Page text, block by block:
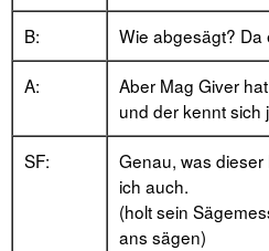
B: Wie abgesägt? Da
A:
Aber Mag Giver
und der kennt sich
SF:
Genau, was
ich auch.
(holt sein
ans sägen)